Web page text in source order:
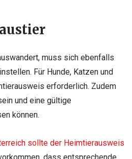
muss sich ebenfalls
Für Hunde, Katzen und
erforderlich. Zudem
und eine gültige
können.
sollte der Heimtierausweis